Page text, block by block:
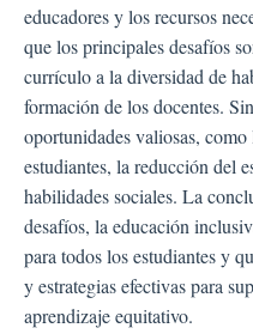
educadores y los recursos
que los principales desafíos
currículo a la diversidad de
formación de los docentes.
oportunidades valiosas,
estudiantes, la reducción del
habilidades sociales. La
desafíos, la educación
para todos los estudiantes y
y estrategias efectivas para
aprendizaje equitativo.